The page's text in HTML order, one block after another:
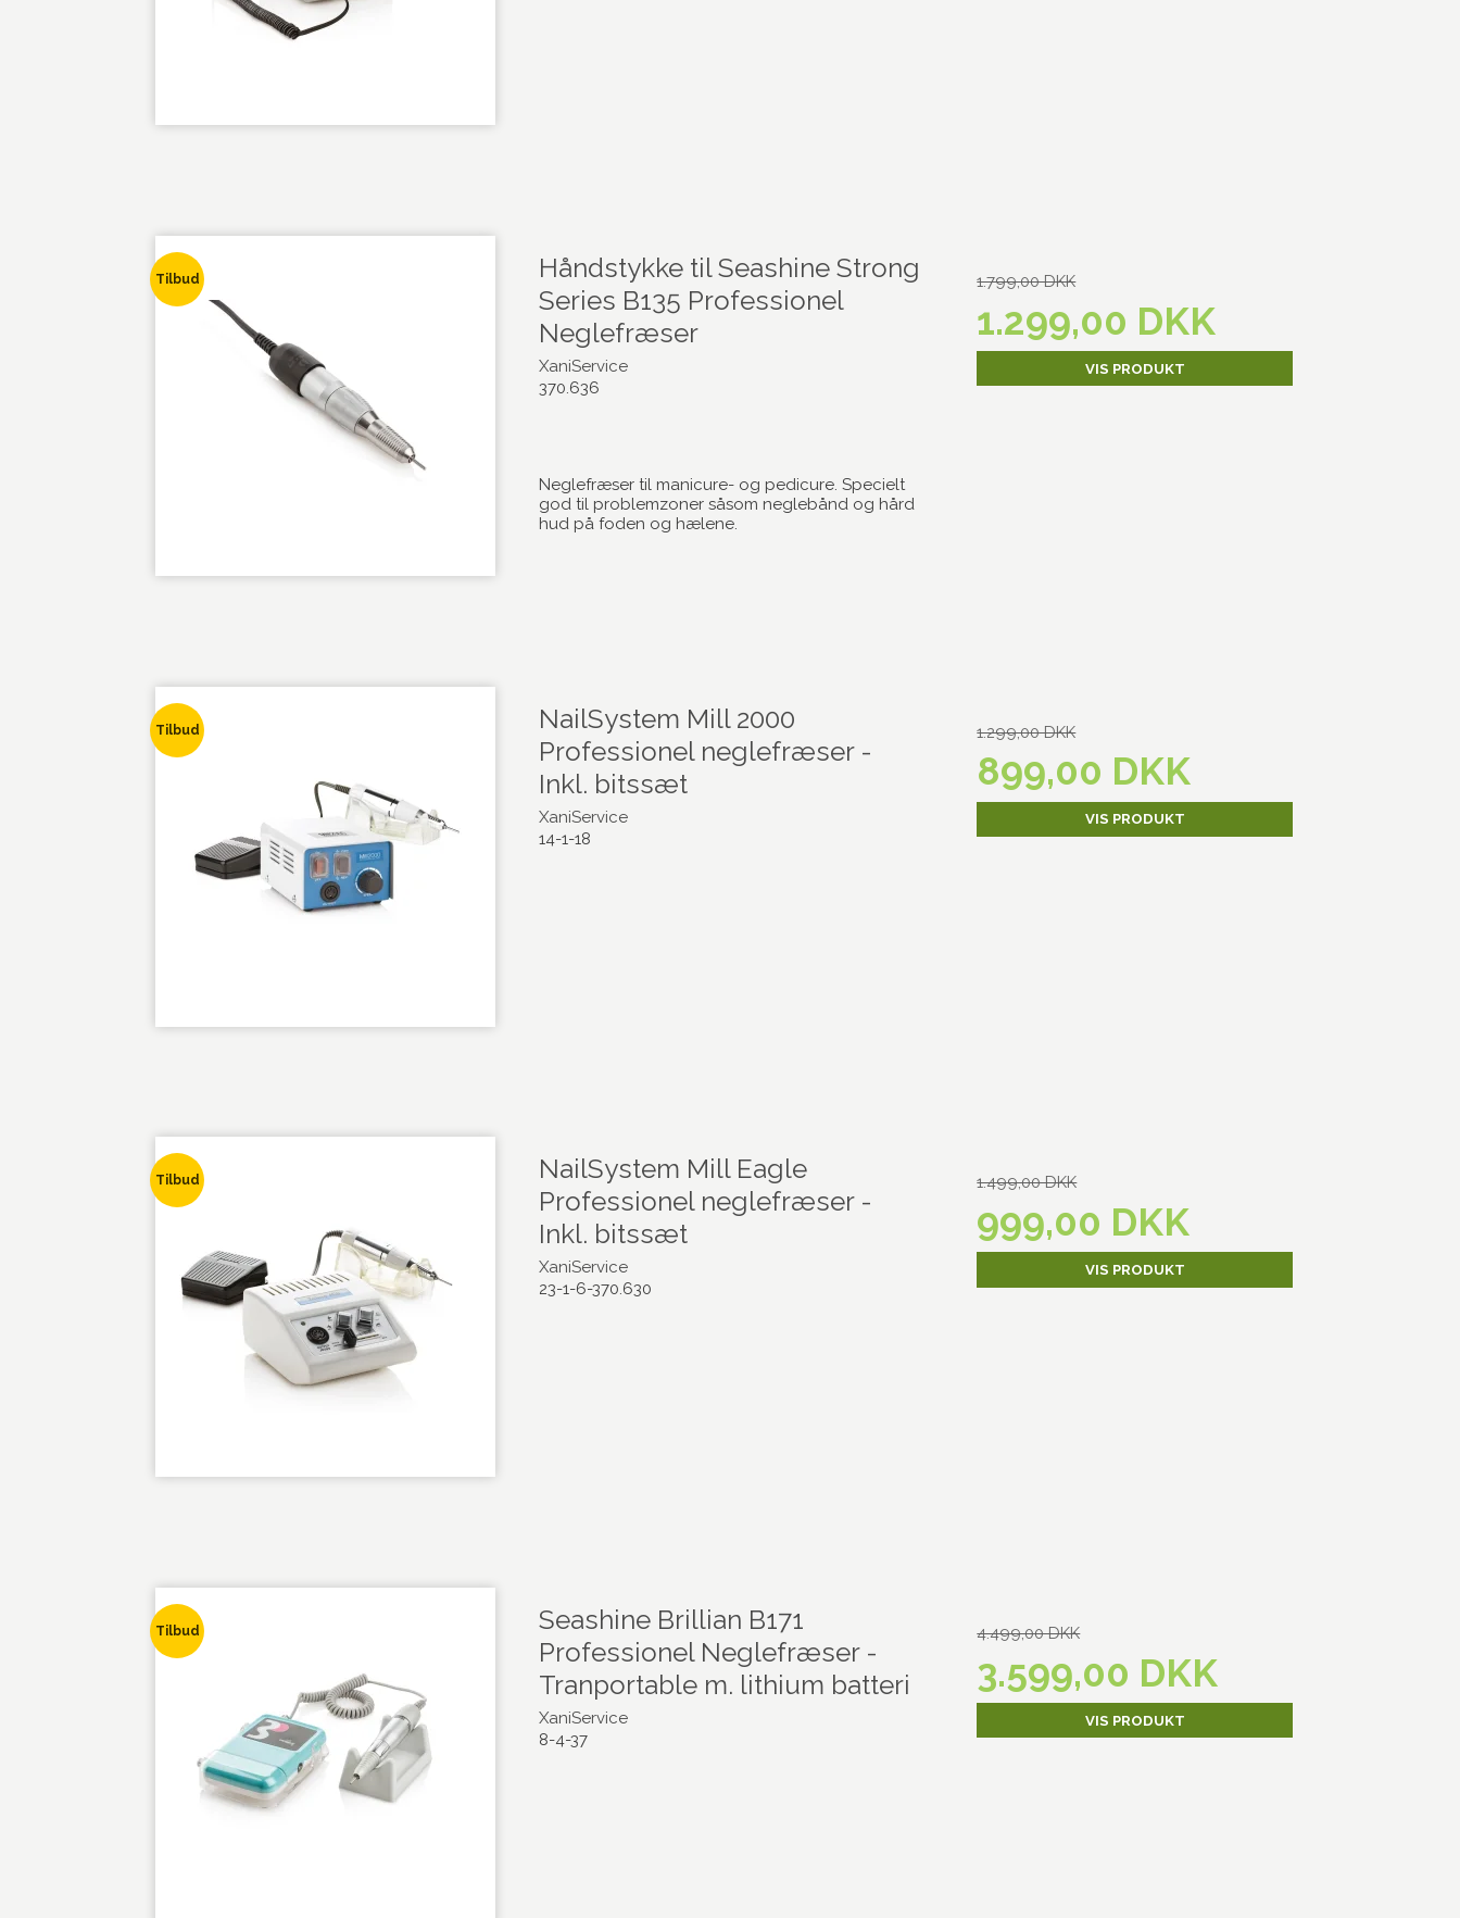
Tilbud
Håndstykke til Seashine Strong
Series B135 Professionel
Neglefræser
XaniService
370.636
Neglefræser til manicure- og pedicure. Specielt
god til problemzoner såsom neglebånd og hård
hud på foden og hælene.
1.799,00 DKK
1.299,00 DKK
VIS PRODUKT
Tilbud
NailSystem Mill 2000
Professionel neglefræser -
Inkl. bitssæt
XaniService
14-1-18
1.299,00 DKK
899,00 DKK
VIS PRODUKT
Tilbud
NailSystem Mill Eagle
Professionel neglefræser -
Inkl. bitssæt
XaniService
23-1-6-370.630
1.499,00 DKK
999,00 DKK
VIS PRODUKT
Tilbud
Seashine Brillian B171
Professionel Neglefræser -
Tranportable m. lithium batteri
XaniService
8-4-37
4.499,00 DKK
3.599,00 DKK
VIS PRODUKT